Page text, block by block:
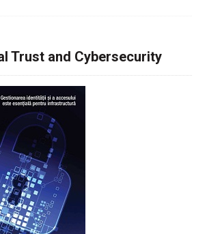
Trust and Cybersecurity